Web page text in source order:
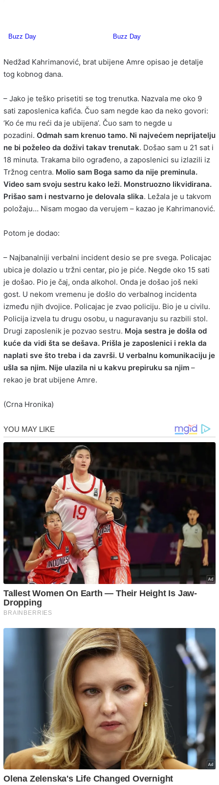
Nedžad Kahrimanović, brat ubijene Amre opisao je detalje
tog kobnog dana.
– Jako je teško prisetiti se tog trenutka. Nazvala me oko 9
sati zaposlenica kafića. Čuo sam negde kao da neko govori:
‘Ko će mu reći da je ubijena’. Čuo sam to negde u
pozadini. Odmah sam krenuo tamo. Ni najvećem neprijatelju
ne bi poželeo da doživi takav trenutak. Došao sam u 21 sat i
18 minuta. Trakama bilo ograđeno, a zaposlenici su izlazili iz
Tržnog centra. Molio sam Boga samo da nije preminula.
Video sam svoju sestru kako leži. Monstruozno likvidirana.
Prišao sam i nestvarno je delovala slika. Ležala je u takvom
položaju… Nisam mogao da verujem – kazao je Kahrimanović.
Potom je dodao:
– Najbanalniji verbalni incident desio se pre svega. Policajac
ubica je dolazio u tržni centar, pio je piće. Negde oko 15 sati
je došao. Pio je čaj, onda alkohol. Onda je došao još neki
gost. U nekom vremenu je došlo do verbalnog incidenta
između njih dvojice. Policajac je zvao policiju. Bio je u civilu.
Policija izvela tu drugu osobu, u naguravanju su razbili stol.
Drugi zaposlenik je pozvao sestru. Moja sestra je došla od
kuće da vidi šta se dešava. Prišla je zaposlenici i rekla da
naplati sve što treba i da završi. U verbalnu komunikaciju je
ušla sa njim. Nije ulazila ni u kakvu prepiruku sa njim –
rekao je brat ubijene Amre.
(Crna Hronika)